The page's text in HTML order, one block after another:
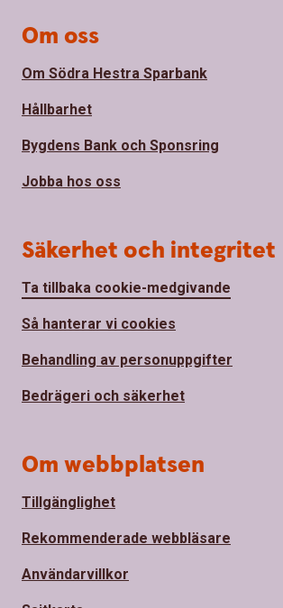
Om oss
Om Södra Hestra Sparbank
Hållbarhet
Bygdens Bank och Sponsring
Jobba hos oss
Säkerhet och integritet
Ta tillbaka cookie-medgivande
Så hanterar vi cookies
Behandling av personuppgifter
Bedrägeri och säkerhet
Om webbplatsen
Tillgänglighet
Rekommenderade webbläsare
Användarvillkor